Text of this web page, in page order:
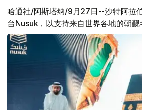
哈通社/阿斯塔纳/9月27日--沙特阿拉
台Nusuk，以支持来自世界各地的朝觐